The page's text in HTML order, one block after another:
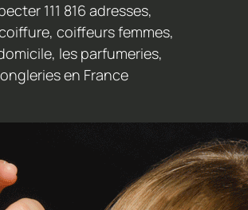
111 816 adresses,
coiffeurs femmes,
les parfumeries,
en France